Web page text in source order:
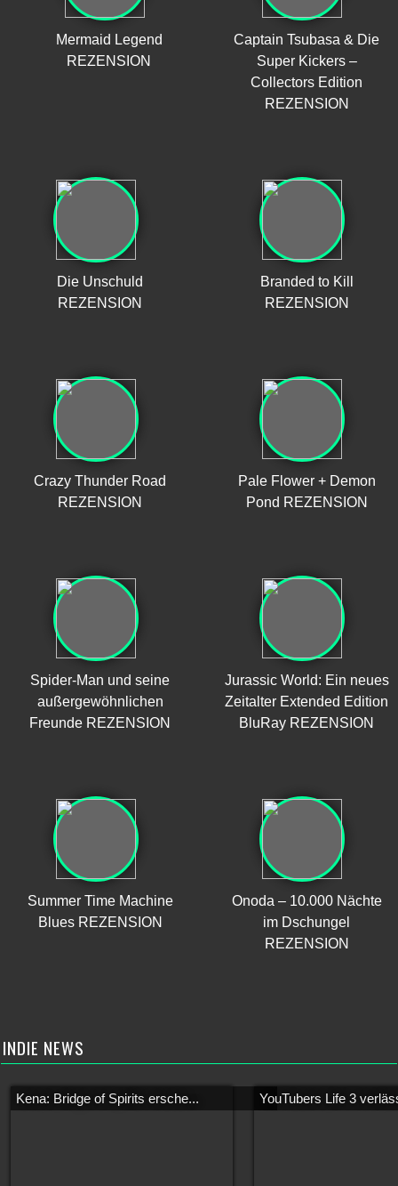
Mermaid Legend
REZENSION
Captain Tsubasa & Die
Super Kickers –
Collectors Edition
REZENSION
Die Unschuld
REZENSION
Branded to Kill
REZENSION
Crazy Thunder Road
REZENSION
Pale Flower + Demon
Pond REZENSION
Spider-Man und seine
außergewöhnlichen
Freunde REZENSION
Jurassic World: Ein neues
Zeitalter Extended Edition
BluRay REZENSION
Summer Time Machine
Blues REZENSION
Onoda – 10.000 Nächte
im Dschungel
REZENSION
INDIE NEWS
Kena: Bridge of Spirits ersche... YouTubers Life 3